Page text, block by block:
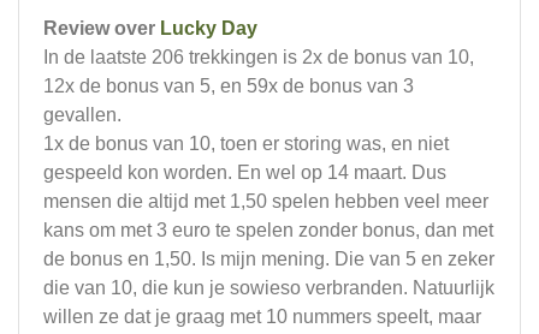
Review over Lucky Day
In de laatste 206 trekkingen is 2x de bonus van 10,
12x de bonus van 5, en 59x de bonus van 3
gevallen.
1x de bonus van 10, toen er storing was, en niet
gespeeld kon worden. En wel op 14 maart. Dus
mensen die altijd met 1,50 spelen hebben veel meer
kans om met 3 euro te spelen zonder bonus, dan met
de bonus en 1,50. Is mijn mening. Die van 5 en zeker
die van 10, die kun je sowieso verbranden. Natuurlijk
willen ze dat je graag met 10 nummers speelt, maar